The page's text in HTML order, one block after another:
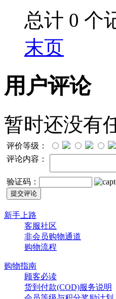
总计 0 个
末页
用户评论
暂时还没有
评价等级：
评论内容：
验证码：
新手上路
客服社区
非会员购物通道
购物流程
购物指南
顾客必读
货到付款(COD)服务说明